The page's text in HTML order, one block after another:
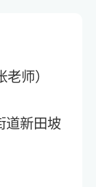
老师）
道新田坡